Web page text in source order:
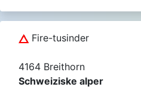
Fire-tusinder
4164 Breithorn
Schweiziske alper